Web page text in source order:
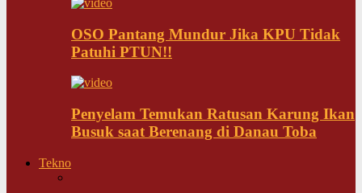
OSO Pantang Mundur Jika KPU Tidak
Patuhi PTUN!!
Penyelam Temukan Ratusan Karung Ikan
Busuk saat Berenang di Danau Toba
Tekno